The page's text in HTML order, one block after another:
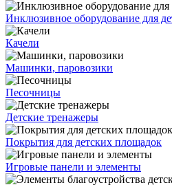
Инклюзивное оборудование для
Качели
Машинки, паровозики
Песочницы
Детские тренажеры
Покрытия для детских площадок
Игровые панели и элементы